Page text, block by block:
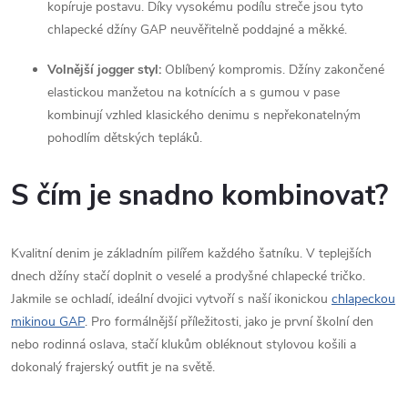
kopíruje postavu. Díky vysokému podílu streče jsou tyto
chlapecké džíny GAP neuvěřitelně poddajné a měkké.
Volnější jogger styl: Oblíbený kompromis. Džíny zakončené
elastickou manžetou na kotnících a s gumou v pase
kombinují vzhled klasického denimu s nepřekonatelným
pohodlím dětských tepláků.
S čím je snadno kombinovat?
Kvalitní denim je základním pilířem každého šatníku. V teplejších
dnech džíny stačí doplnit o veselé a prodyšné chlapecké tričko.
Jakmile se ochladí, ideální dvojici vytvoří s naší ikonickou chlapeckou
mikinou GAP. Pro formálnější příležitosti, jako je první školní den
nebo rodinná oslava, stačí klukům obléknout stylovou košili a
dokonalý frajerský outfit je na světě.